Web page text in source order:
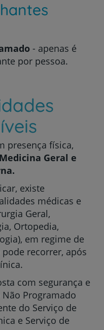
- apenas é
por pessoa.
presença física,
Medicina Geral e
existe
médicas e
Geral,
Ortopedia,
em regime de
recorrer, após
com segurança e
Programado
do Serviço de
e Serviço de